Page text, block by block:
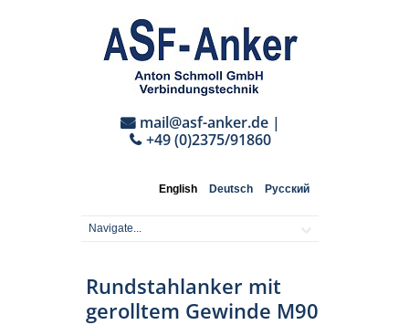
mail@asf-anker.de|
+49 (0)2375/91860
English Deutsch Русский
Rundstahlanker mit
gerolltem Gewinde M90